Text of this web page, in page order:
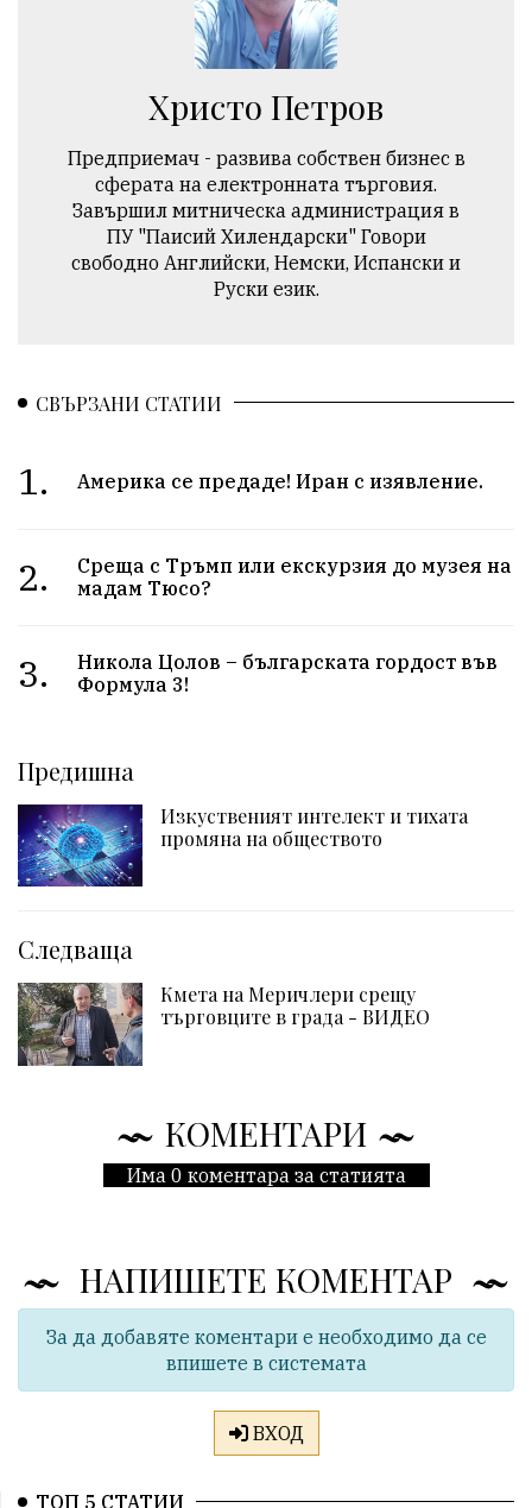
Христо Петров
Предприемач - развива собствен бизнес в
сферата на електронната търговия.
Завършил митническа администрация в
ПУ "Паисий Хилендарски" Говори
свободно Английски, Немски, Испански и
Руски език.
СВЪРЗАНИ СТАТИИ
1. Америка се предаде! Иран с изявление.
2.
Среща с Тръмп или екскурзия до музея на
мадам Тюсо?
3.
Никола Цолов – българската гордост във
Формула 3!
Предишна
Изкуственият интелект и тихата
промяна на обществото
Следваща
Кмета на Меричлери срещу
търговците в града - ВИДЕО
КОМЕНТАРИ
Има 0 коментара за статията
НАПИШЕТЕ КОМЕНТАР
За да добавяте коментари е необходимо да се
впишете в системата
ВХОД
ТОП 5 СТАТИИ